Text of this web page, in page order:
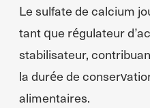
Le sulfate de calcium
tant que régulateur
stabilisateur,
la durée de
alimentaires.